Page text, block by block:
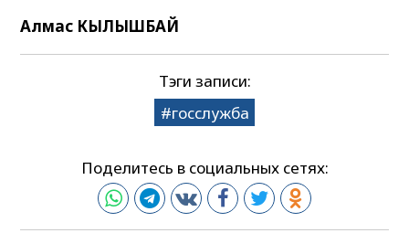
Алмас КЫЛЫШБАЙ
Тэги записи:
госслужба
Поделитесь в социальных сетях: